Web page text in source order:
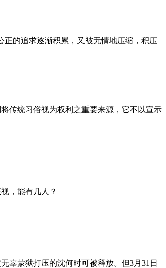
的追求逐渐积累，又被无情地压缩，积压
传统习俗视为权利之重要来源，它不以宣示
，能有几人？
辜蒙狱打压的沈何时可被释放。但3月31日